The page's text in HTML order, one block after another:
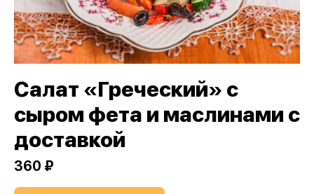
Салат «Греческий» с
сыром фета и маслинами с
доставкой
360 ₽